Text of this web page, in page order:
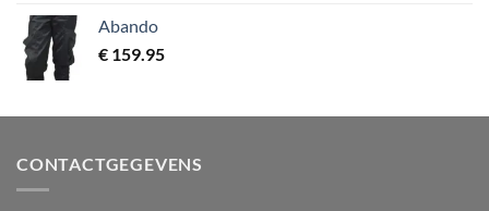
Abando
€ 159.95
CONTACTGEGEVENS